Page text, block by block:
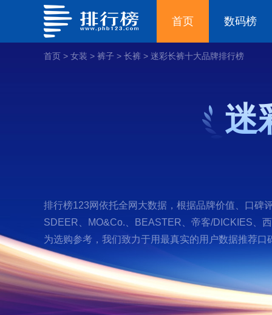
首页 数码榜
首页 > 女装 > 裤子 > 长裤 > 迷彩长裤十大品牌排行榜
迷
排行榜123网依托全网大数据，根据品牌价值、口碑
SDEER、MO&Co.、BEASTER、帝客/DICKIES、
为选购参考，我们致力于用最真实的用户数据推荐